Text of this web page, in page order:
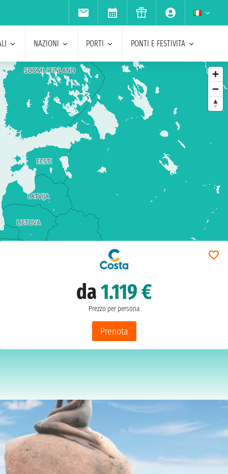
NAZIONI PORTI PONTI E FESTIVITA
da1.119 €
Prezzo per persona
Prenota